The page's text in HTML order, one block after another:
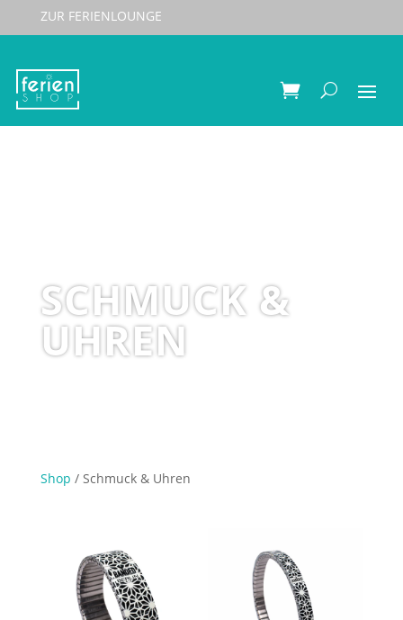
ZUR FERIENLOUNGE
SCHMUCK &
UHREN
Shop / Schmuck & Uhren